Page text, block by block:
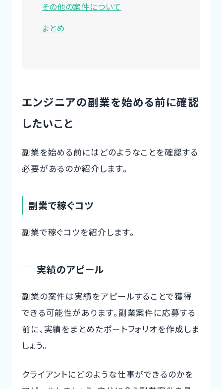
その他の案件について
まとめ
エンジニアの副業を始める前に確認
したいこと
副業を始める前にはどのようなことを確認する
必要があるのか紹介します。
副業で稼ぐコツ
副業で稼ぐコツを紹介します。
実績のアピール
副業の案件は実績をアピールすることで獲得
できる可能性があります。副業案件に応募する
前に、実績をまとめたポートフォリオを作成しま
しょう。
クライアントにどのような仕事ができるのかを